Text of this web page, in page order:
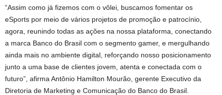
“Assim como já fizemos com o vôlei, buscamos fomentar os
eSports por meio de vários projetos de promoção e patrocínio,
agora, reunindo todas as ações na nossa plataforma, conectando
a marca Banco do Brasil com o segmento gamer, e mergulhando
ainda mais no ambiente digital, reforçando nosso posicionamento
junto a uma base de clientes jovem, atenta e conectada com o
futuro”, afirma Antônio Hamilton Mourão, gerente Executivo da
Diretoria de Marketing e Comunicação do Banco do Brasil.